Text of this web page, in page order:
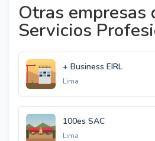
Otras empresas
Servicios
+ Business EIRL
Lima
100es SAC
Lima